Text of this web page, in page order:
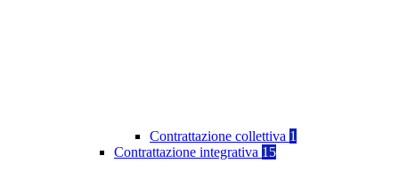
Contrattazione collettiva 1
Contrattazione integrativa 15